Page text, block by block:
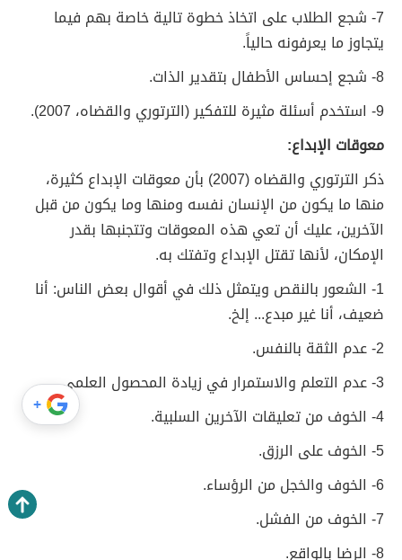
7- شجع الطلاب على اتخاذ خطوة تالية خاصة بهم فيما
يتجاوز ما يعرفونه حالياً.
8- شجع إحساس الأطفال بتقدير الذات.
9- استخدم أسئلة مثيرة للتفكير (الترتوري والقضاه، 2007).
معوقات الإبداع:
ذكر الترتوري والقضاه (2007) بأن معوقات الإبداع كثيرة،
منها ما يكون من الإنسان نفسه ومنها وما يكون من قبل
الآخرين، عليك أن تعي هذه المعوقات وتتجنبها بقدر
الإمكان، لأنها تقتل الإبداع وتفتك به.
1- الشعور بالنقص ويتمثل ذلك في أقوال بعض الناس: أنا
ضعيف، أنا غير مبدع... إلخ.
2- عدم الثقة بالنفس.
3- عدم التعلم والاستمرار في زيادة المحصول العلمي.
4- الخوف من تعليقات الآخرين السلبية.
5- الخوف على الرزق.
6- الخوف والخجل من الرؤساء.
7- الخوف من الفشل.
8- الرضا بالواقع.
+